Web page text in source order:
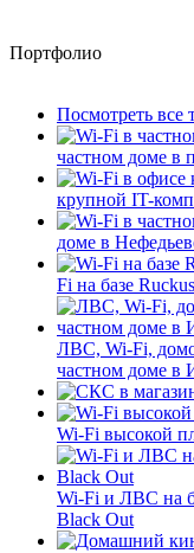
Портфолио
Посмотреть все
частном доме в
крупной IT-
доме в
Fi на базе
ЛВС, Wi-Fi,
частном доме в
Wi-Fi высокой
Wi-Fi и ЛВС на
Black Out